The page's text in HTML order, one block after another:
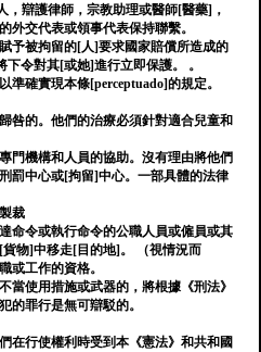
，辯護律師，宗教助理或醫師[醫藥]，
外交代表或領事代表保持聯繫。
予被拘留的[人]要求國家賠償所造成的
令對其[或她]進行立即保護。 。
準確實現本條[perceptuado]的規定。
咎的。他們的治療必須針對適合兒童和
門機構和人員的協助。沒有理由將他們
罰中心或[拘留]中心。一部具體的法律
裁
命令或執行命令的公職人員或僱員或其
物]中移走[目的地]。 （視情況而
或工作的資格。
當使用措施或武器的，將根據《刑法》
的罪行是無可辯駁的。
在行使權利時受到本《憲法》和共和國